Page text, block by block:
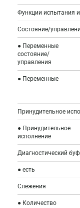
Функции испытания
Состояние/
● Переменные
состояние/
управления
● Переменные
Принудительное
● Принудительное
исполнение
Диагностический
● есть
Слежения
● Количество